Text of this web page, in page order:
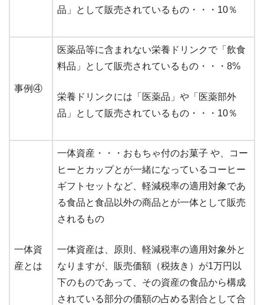
品」として販売されているもの・・・10％
事例④
医薬品等に含まれない栄養ドリンクで「飲食
料品」として販売されているもの・・・8%
栄養ドリンクには「医薬品」や「医薬部外
品」として販売されているもの・・・10％
一体資
産とは
一体資産・・・おもちゃ付のお菓子 や、コー
ヒーとカップとが一緒になっているコーヒー
ギフトセットなど、軽減税率の適用対象であ
る食品と食品以外の商品とが一体として販売
されるもの
一体資産は、原則、軽減税率の適用対象外と
なりますが、販売価額（税抜き）が1万円以
下のものであって、その資産の食品から構成
されている部分の価額の占める割合として合